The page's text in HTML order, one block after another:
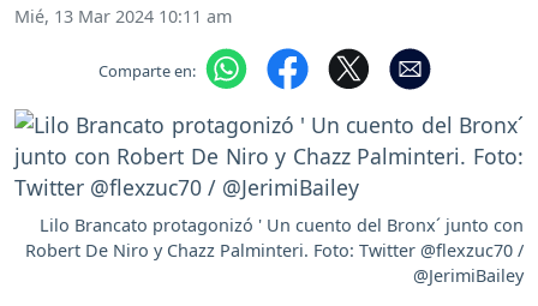
Mié, 13 Mar 2024 10:11 am
Comparte en:
Lilo Brancato protagonizó ' Un cuento del Bronx´ junto con
Robert De Niro y Chazz Palminteri. Foto: Twitter @flexzuc70 /
@JerimiBailey